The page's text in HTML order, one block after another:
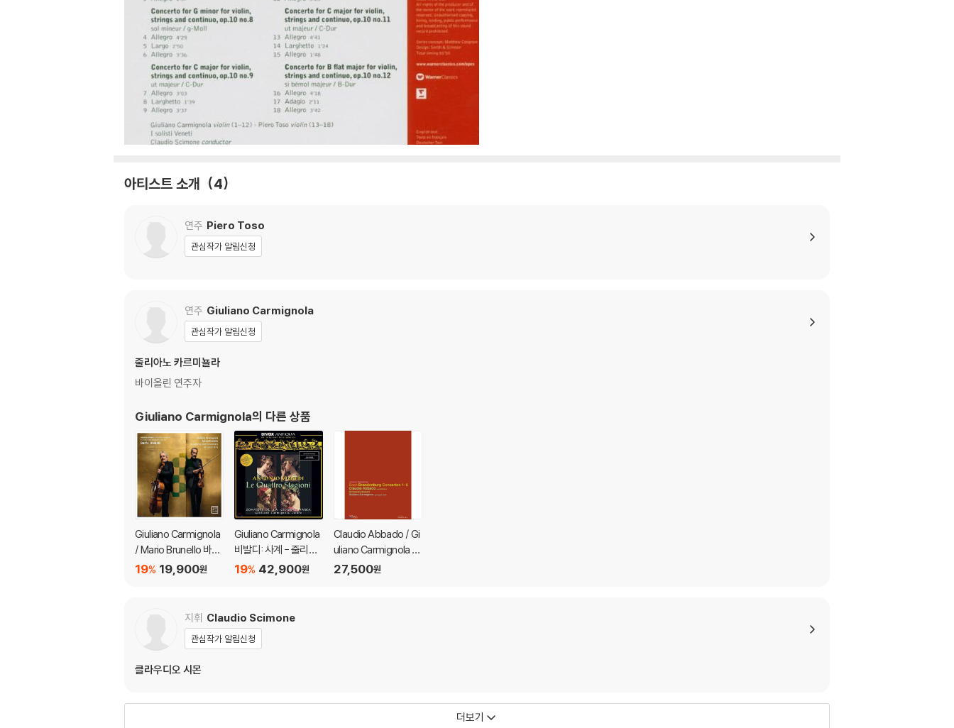
아티스트 소개 4
연주 Piero Toso
관심작가 알림신청
연주 Giuliano Carmignola
관심작가 알림신청
줄리아노 카르미뇰라
바이올린 연주자
Giuliano Carmignola의 다른 상품
Giuliano Carmignola
/ Mario Brunello 바흐
/ 비발디: 2대의 바이올
19,900원
19%
Giuliano Carmignola
비발디: 사계 - 줄리아
노 카르미뇰라 (Vival
42,900원
19%
Claudio Abbado / Gi
uliano Carmignola 바
흐: 브란덴부르크 협주
27,500원
지휘 Claudio Scimone
관심작가 알림신청
클라우디오 시몬
더보기